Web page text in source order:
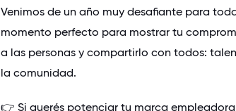
Venimos de un año muy desafiante para
momento perfecto para mostrar tu
a las personas y compartirlo con todos:
la comunidad.
👉 Si querés potenciar tu marca